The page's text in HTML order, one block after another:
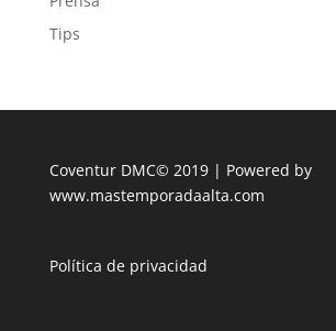
Tips
Coventur DMC© 2019 | Powered by
www.mastemporadaalta.com
Política de privacidad